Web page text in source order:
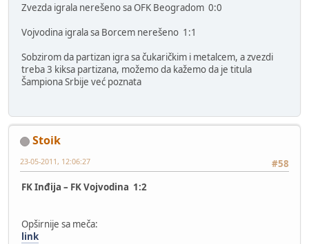
Zvezda igrala nerešeno sa OFK Beogradom 0:0
Vojvodina igrala sa Borcem nerešeno 1:1
Sobzirom da partizan igra sa čukaričkim i metalcem, a zvezdi
treba 3 kiksa partizana, možemo da kažemo da je titula
Šampiona Srbije već poznata
Stoik
#58
23-05-2011, 12:06:27
FK Inđija – FK Vojvodina 1:2
Opširnije sa meča:
link